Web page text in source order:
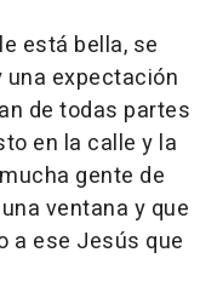
está bella, se
una expectación
de todas partes
en la calle y la
gente de
ventana y que
a ese Jesús que